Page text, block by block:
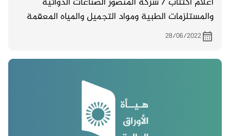
والمستلزمات الطبية ومواد التجميل والمياه المعقمة
تاريخ بدء الاكتتاب 18/7/2022
28/06/2022